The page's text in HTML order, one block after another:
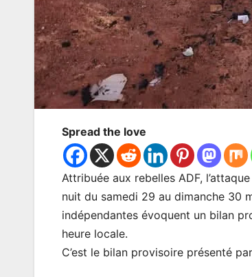
Spread the love
Attribuée aux rebelles ADF,
nuit du samedi 29 au dimanche 30
indépendantes évoquent un bilan
heure locale.
C’est le bilan provisoire présenté